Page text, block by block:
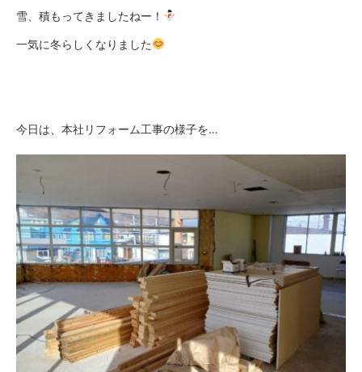
雪、積もってきましたねー！
一気に冬らしくなりました
今日は、本社リフォーム工事の様子を…